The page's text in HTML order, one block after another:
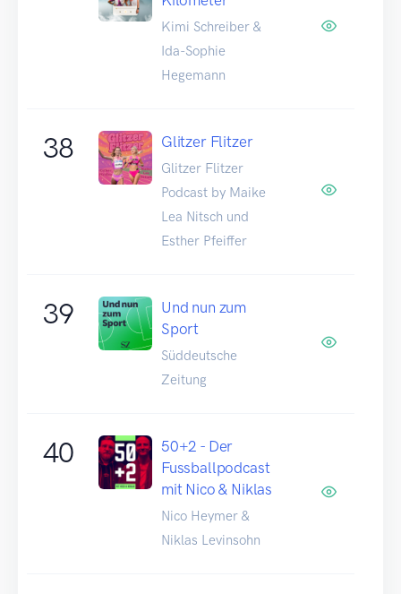
Kimi Schreiber &
Ida-Sophie
Hegemann
38 Glitzer Flitzer
Glitzer Flitzer
Podcast by Maike
Lea Nitsch und
Esther Pfeiffer
39
Und nun zum
Sport
Süddeutsche
Zeitung
40
50+2 - Der
Fussballpodcast
mit Nico & Niklas
Nico Heymer &
Niklas Levinsohn